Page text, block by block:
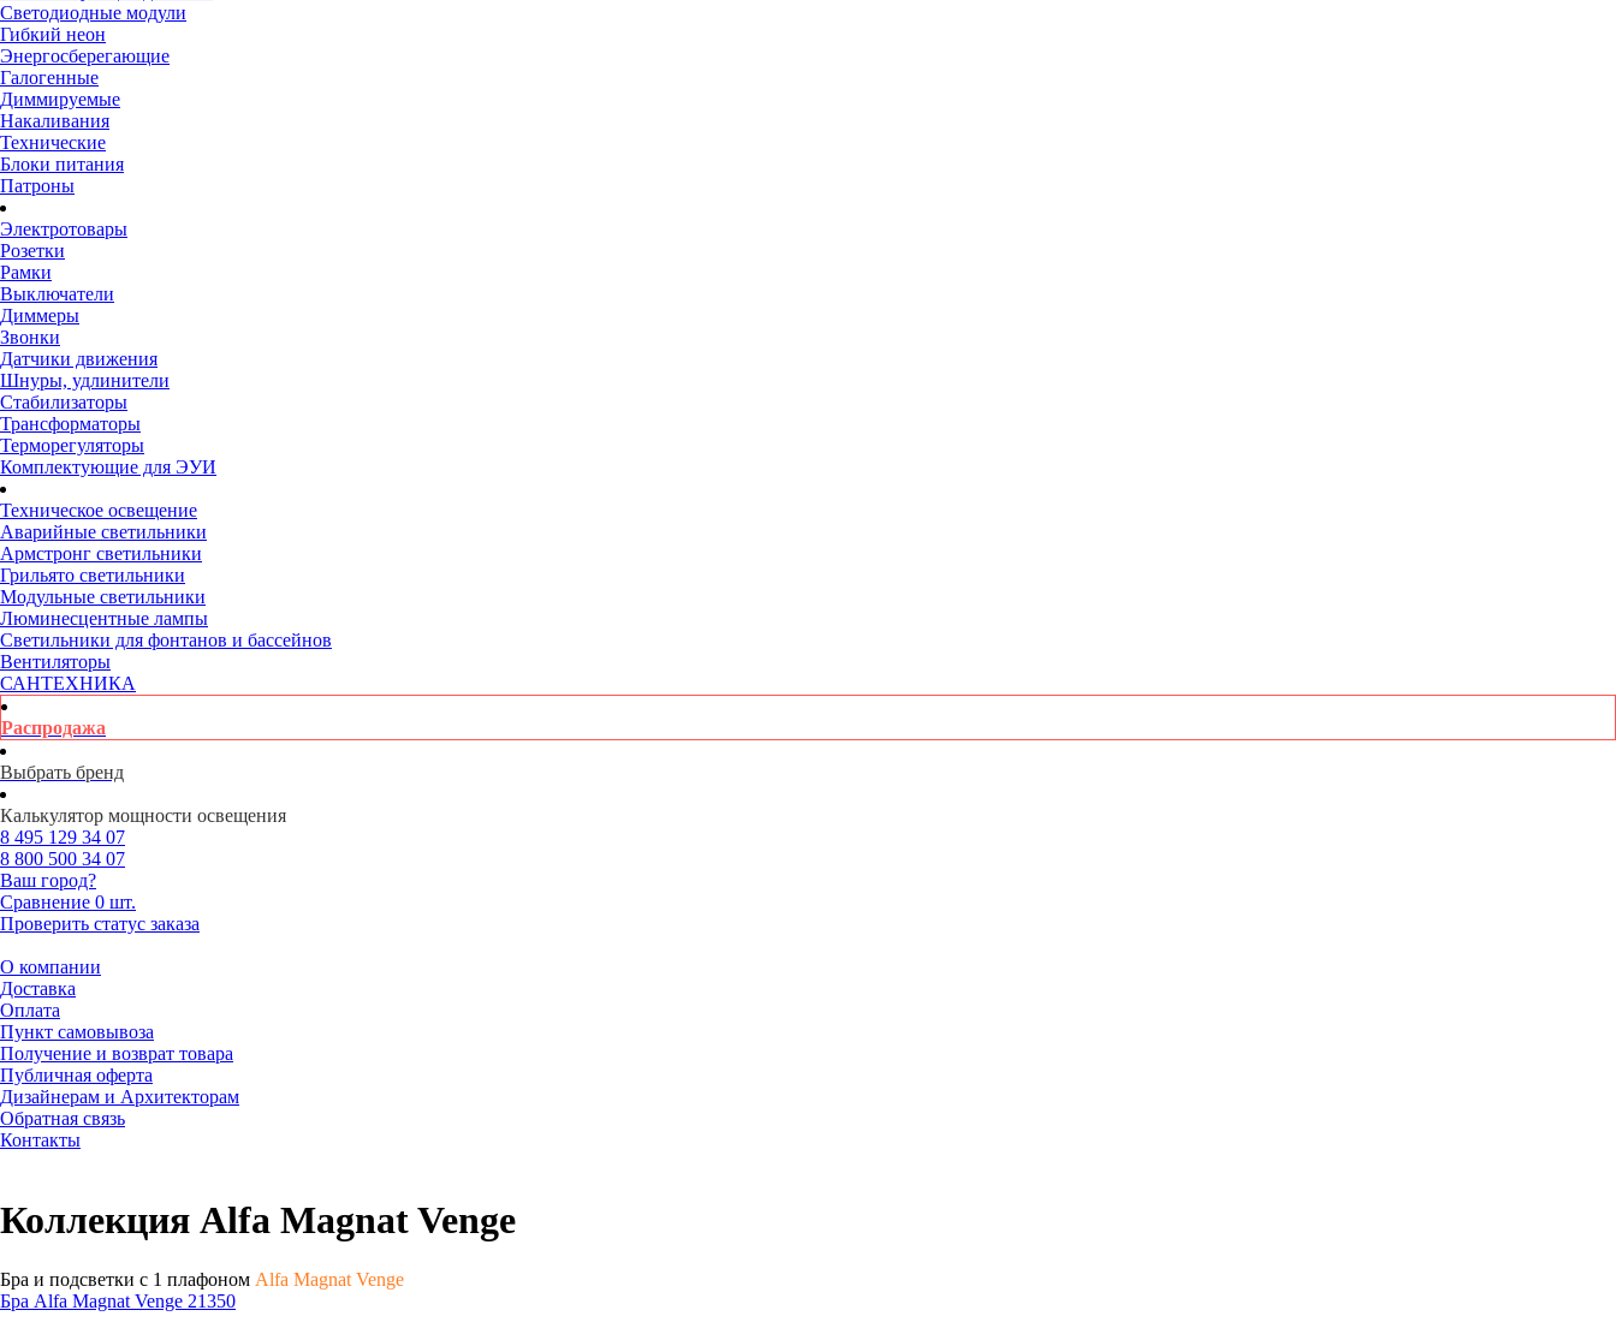
Светодиодные модули
Гибкий неон
Энергосберегающие
Галогенные
Диммируемые
Накаливания
Технические
Блоки питания
Патроны
Электротовары
Розетки
Рамки
Выключатели
Диммеры
Звонки
Датчики движения
Шнуры, удлинители
Стабилизаторы
Трансформаторы
Терморегуляторы
Комплектующие для ЭУИ
Техническое освещение
Аварийные светильники
Армстронг светильники
Грильято светильники
Модульные светильники
Люминесцентные лампы
Светильники для фонтанов и бассейнов
Вентиляторы
САНТЕХНИКА
Распродажа
Выбрать бренд
Калькулятор мощности освещения
8 495 129 34 07
8 800 500 34 07
Ваш город?
Сравнение 0 шт.
Проверить статус заказа
О компании
Доставка
Оплата
Пункт самовывоза
Получение и возврат товара
Публичная оферта
Дизайнерам и Архитекторам
Обратная связь
Контакты
Коллекция Alfa Magnat Venge
Бра и подсветки с 1 плафоном Alfa Magnat Venge
Бра Alfa Magnat Venge 21350